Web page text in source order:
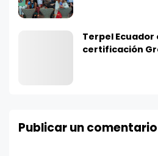
Terpel
certificación
Publicar un comentario